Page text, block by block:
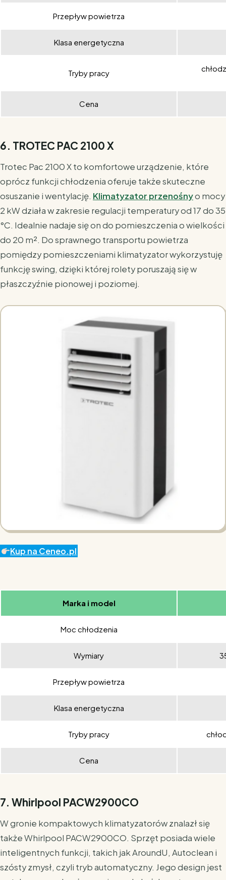
Przepływ powietrza
Klasa energetyczna
Tryby pracy
Cena
6. TROTEC PAC 2100 X
Trotec Pac 2100 X to komfortowe urządzenie, które
oprócz funkcji chłodzenia oferuje także skuteczne
osuszanie i wentylację. Klimatyzator przenośnyo mocy
2 kW działa w zakresie regulacji temperatury od 17 do 35
°C. Idealnie nadaje się on do pomieszczenia o wielkości
do 20 m². Do sprawnego transportu powietrza
pomiędzy pomieszczeniami klimatyzator wykorzystuję
funkcję swing, dzięki której rolety poruszają się w
płaszczyźnie pionowej i poziomej.
Kup na Ceneo.pl
Marka i model
Moc chłodzenia
Wymiary
Przepływ powietrza
Klasa energetyczna
Tryby pracy
Cena
7. Whirlpool PACW2900CO
W gronie kompaktowych klimatyzatorów znalazł się
także Whirlpool PACW2900CO. Sprzęt posiada wiele
inteligentnych funkcji, takich jak AroundU, Autoclean i
szósty zmysł, czyli tryb automatyczny. Jego design jest